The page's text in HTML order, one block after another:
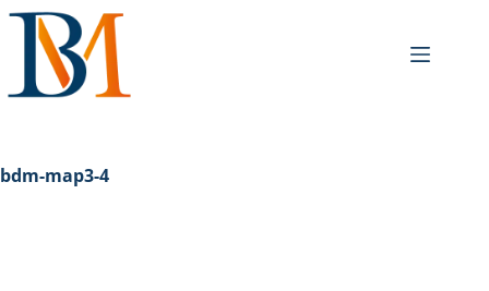
bdm-map3-4